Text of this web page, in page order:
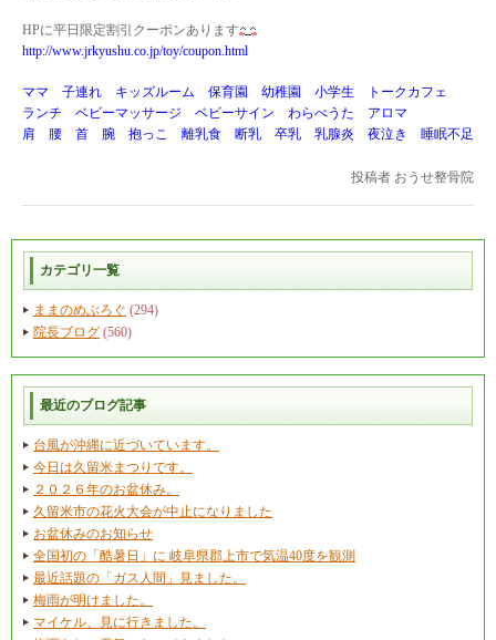
HPに平日限定割引クーポンあります
http://www.jrkyushu.co.jp/toy/coupon.html
ママ 子連れ キッズルーム 保育園 幼稚園 小学生 トークカフェ
ランチ ベビーマッサージ ベビーサイン わらべうた アロマ
肩 腰 首 腕 抱っこ 離乳食 断乳 卒乳 乳腺炎 夜泣き 睡眠不足
投稿者 おうせ整骨院
カテゴリ一覧
ままのめぶろぐ (294)
院長ブログ (560)
最近のブログ記事
台風が沖縄に近づいています。
今日は久留米まつりです。
２０２６年のお盆休み。
久留米市の花火大会が中止になりました
お盆休みのお知らせ
全国初の「酷暑日」に 岐阜県郡上市で気温40度を観測
最近話題の「ガス人間」見ました。
梅雨が明けました。
マイケル、見に行きました。